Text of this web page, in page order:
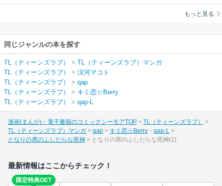
もっと見る
同じジャンルの本を探す
TL（ティーンズラブ） > TL（ティーンズラブ）マンガ
TL（ティーンズラブ）
> 涼河マコト
TL（ティーンズラブ）
> qap
TL（ティーンズラブ）
> キミ恋☆Berry
TL（ティーンズラブ）
> qap-L
漫画(まんが)・電子書籍のコミックシーモアTOP
TL（ティーンズラブ）
TL（ティーンズラブ）マンガ
qap キミ恋☆Berry
qap-L
となりの席のふしだらな死神
となりの席のふしだらな死神(1)
最新情報はここからチェック！
限定特典GET